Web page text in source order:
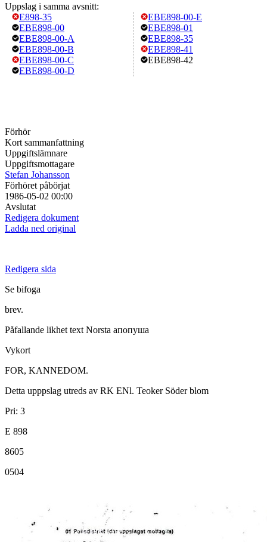
Uppslag i samma avsnitt:
E898-35
EBE898-00
EBE898-00-A
EBE898-00-B
EBE898-00-C
EBE898-00-D
EBE898-00-E
EBE898-01
EBE898-35
EBE898-41
EBE898-42
Förhör
Kort sammanfattning
Uppgiftslämnare
Uppgiftsmottagare
Stefan Johansson
Förhöret påbörjat
1986-05-02 00:00
Avslutat
Redigera dokument
Ladda ned original
Redigera sida
Se bifoga
brev.
Påfallande likhet text Norsta aпопуша
Vykort
FOR, KANNEDOM.
Detta upppslag utreds av RK ENl. Teoker Söder blom
Pri: 3
E 898
8605
0504